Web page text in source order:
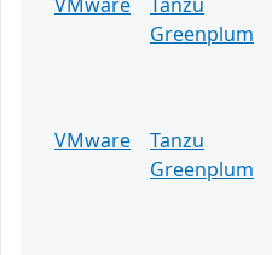
Greenplum
VMware
Tanzu
Greenplum